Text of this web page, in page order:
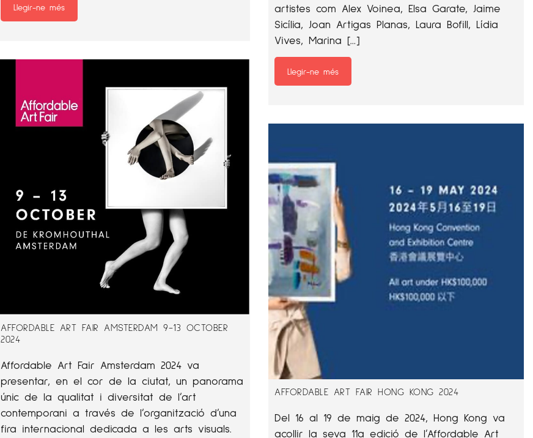
Llegir-ne més
artistes com Alex Voinea, Elsa Garate, Jaime
Sicília, Joan Artigas Planas, Laura Bofill, Lídia
Vives, Marina […]
Llegir-ne més
AFFORDABLE ART FAIR AMSTERDAM 9-13 OCTOBER
2024
Affordable Art Fair Amsterdam 2024 va
presentar, en el cor de la ciutat, un panorama
únic de la qualitat i diversitat de l’art
contemporani a través de l’organització d’una
fira internacional dedicada a les arts visuals.
AFFORDABLE ART FAIR HONG KONG 2024
Del 16 al 19 de maig de 2024, Hong Kong va
acollir la seva 11a edició de l’Affordable Art